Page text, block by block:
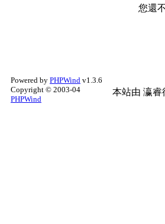
您還
Powered by PHPWind v1.3.6
Copyright © 2003-04
PHPWind
本站由 瀛睿